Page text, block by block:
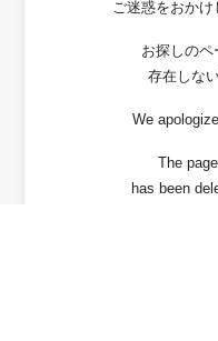
ご迷惑をおかけ
お探しのペ
存在しな
We
The
has been